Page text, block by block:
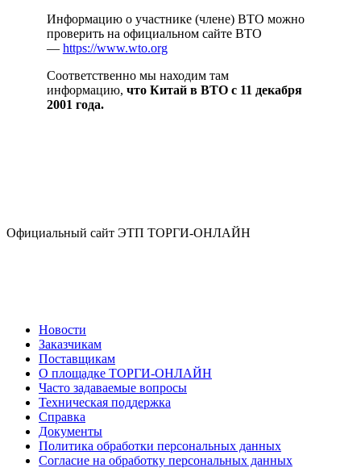
Информацию о участнике (члене) ВТО можно
проверить на официальном сайте ВТО
— https://www.wto.org
Соответственно мы находим там
информацию, что Китай в ВТО с 11 декабря
2001 года.
Официальный сайт ЭТП ТОРГИ-ОНЛАЙН
Новости
Заказчикам
Поставщикам
О площадке ТОРГИ-ОНЛАЙН
Часто задаваемые вопросы
Техническая поддержка
Справка
Документы
Политика обработки персональных данных
Согласие на обработку персональных данных